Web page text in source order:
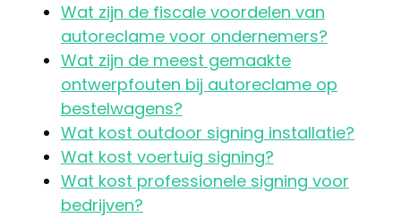
Wat zijn de fiscale voordelen van
autoreclame voor ondernemers?
Wat zijn de meest gemaakte
ontwerpfouten bij autoreclame op
bestelwagens?
Wat kost outdoor signing installatie?
Wat kost voertuig signing?
Wat kost professionele signing voor
bedrijven?